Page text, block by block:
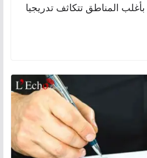
المناطق تتكاثف تدريجيا